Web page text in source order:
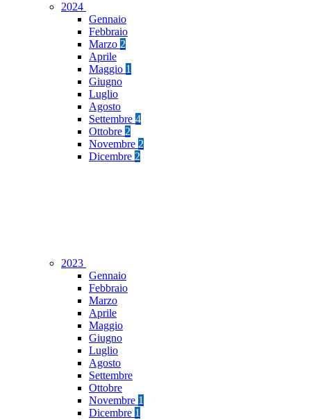
2024
Gennaio
Febbraio
Marzo 2
Aprile
Maggio 1
Giugno
Luglio
Agosto
Settembre 4
Ottobre 2
Novembre 2
Dicembre 2
2023
Gennaio
Febbraio
Marzo
Aprile
Maggio
Giugno
Luglio
Agosto
Settembre
Ottobre
Novembre 1
Dicembre 1